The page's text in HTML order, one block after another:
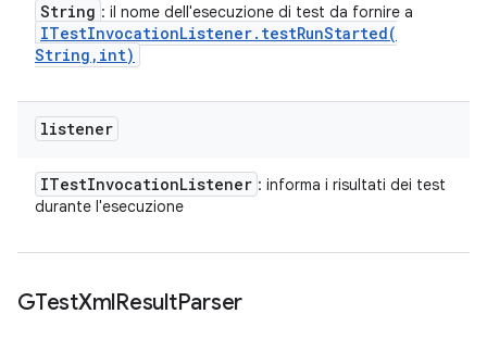
String : il nome dell'esecuzione di test da fornire a
ITestInvocationListener. testRunStarted(
String , int)
listener
ITestInvocationListener : informa i risultati dei test
durante l'esecuzione
GTestXmlResultParser